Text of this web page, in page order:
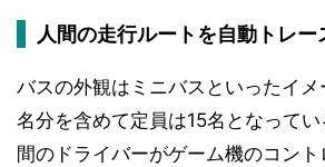
人間の走行ルートを自動トレー
バスの外観はミニバスといったイ
名分を含めて定員は15名となって
間のドライバーがゲーム機のコン